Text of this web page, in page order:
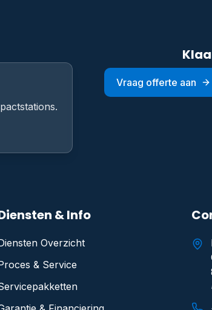
Vraag offerte aan
& Info
Overzicht
& Service